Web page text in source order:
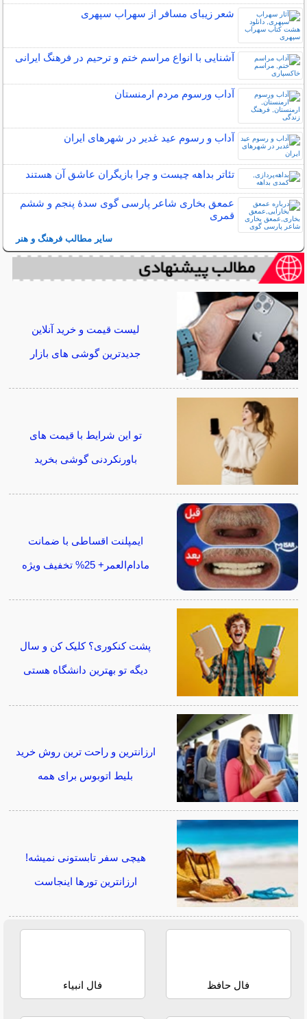
شعر زیبای مسافر از سهراب سپهری
آشنایی با انواع مراسم ختم و ترحیم در فرهنگ ایرانی
آداب ورسوم مردم ارمنستان
آداب و رسوم عید غدیر در شهرهای ایران
تئاتر بداهه چیست و چرا بازیگران عاشق آن هستند
عمعق بخاری شاعر پارسی گوی سدهٔ پنجم و ششم
قمری
سایر مطالب فرهنگ و هنر
لیست قیمت و خرید آنلاین
جدیدترین گوشی های بازار
تو این شرایط با قیمت های
باورنکردنی گوشی بخرید
ایمپلنت اقساطی با ضمانت
مادام‌العمر+ 25% تخفیف ویژه
پشت کنکوری؟ کلیک کن و سال
دیگه تو بهترین دانشگاه هستی
ارزانترین و راحت ترین روش خرید
بلیط اتوبوس برای همه
هیچی سفر تابستونی نمیشه!
ارزانترین تورها اینجاست
فال حافظ فال انبیاء